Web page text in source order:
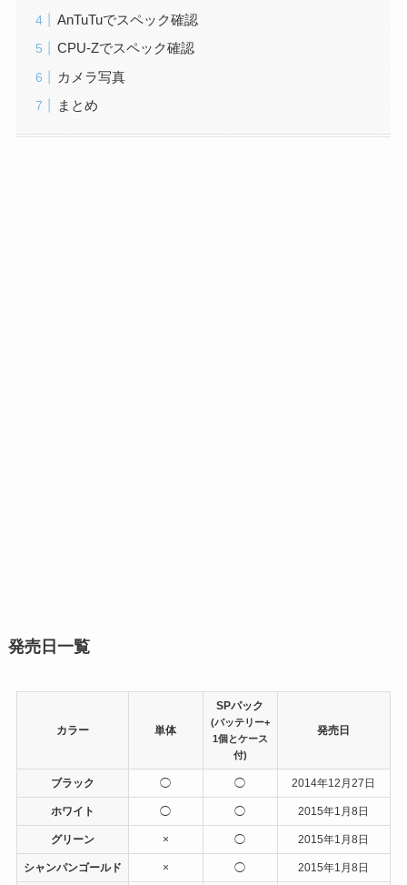
AnTuTuでスペック確認
CPU-Zでスペック確認
カメラ写真
まとめ
発売日一覧
カラー 単体
SPパック
(バッテリー+
1個とケース
付)
発売日
ブラック ◯ ◯ 2014年12月27日
ホワイト ◯ ◯ 2015年1月8日
グリーン × ◯ 2015年1月8日
シャンパンゴールド × ◯ 2015年1月8日